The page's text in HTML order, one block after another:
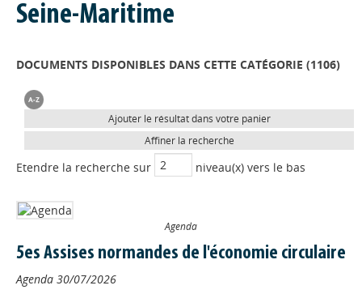
Seine-Maritime
DOCUMENTS DISPONIBLES DANS CETTE CATÉGORIE (1106)
Ajouter le résultat dans votre panier
Affiner la recherche
Etendre la recherche sur niveau(x) vers le bas
Agenda
5es Assises normandes de l'économie circulaire
Agenda 30/07/2026